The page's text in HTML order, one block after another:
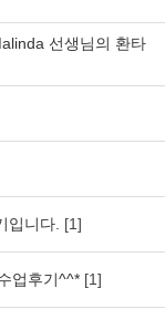
선생님의 환타
입니다. [1]
업후기^^* [1]